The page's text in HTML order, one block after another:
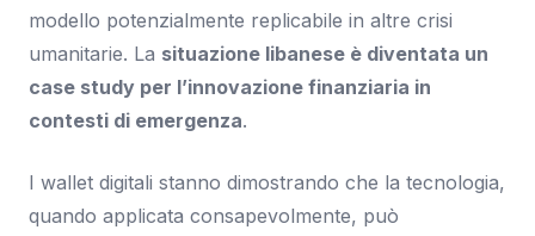
modello potenzialmente replicabile in altre crisi
umanitarie. La situazione libanese è diventata un
case study per l’innovazione finanziaria in
contesti di emergenza.
I wallet digitali stanno dimostrando che la tecnologia,
quando applicata consapevolmente, può